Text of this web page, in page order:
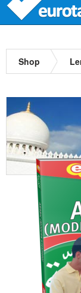
Shop